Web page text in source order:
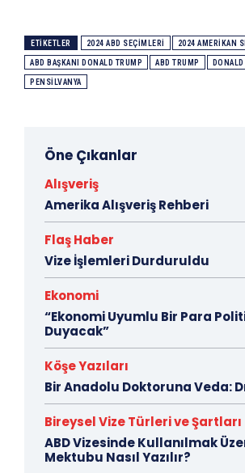
ETIKETLER 2024 ABD SEÇIMLERI 2024 AMERIKAN
ABD BAŞKANI DONALD TRUMP ABD TRUMP
PENSILVANYA
Öne Çıkanlar
Alışveriş
Amerika Alışveriş Rehberi
Flaş Haber
Vize İşlemleri Durduruldu
Ekonomi
“Ekonomi Uyumlu Bir Para
Duyacak”
Köşe Yazıları
Bir Anadolu Doktoruna Veda:
Bireysel Vize Türleri ve Şartları
ABD Vizesinde Kullanılmak
Mektubu Nasıl Yazılır?